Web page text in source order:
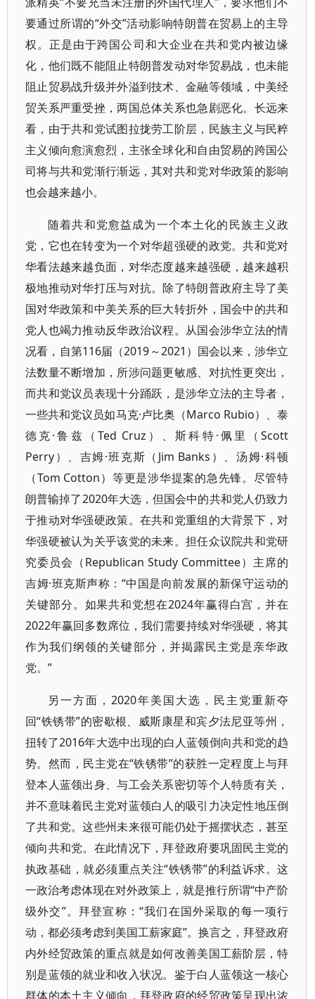
要通过所谓的“外交”活动影响特朗普在贸易上的主导
权。正是由于跨国公司和大企业在共和党内被边缘
化，他们既不能阻止特朗普发动对华贸易战，也未能
阻止贸易战升级并外溢到技术、金融等领域，中美经
贸关系严重受挫，两国总体关系也急剧恶化。长远来
看，由于共和党试图拉拢劳工阶层，民族主义与民粹
主义倾向愈演愈烈，主张全球化和自由贸易的跨国公
司将与共和党渐行渐远，其对共和党对华政策的影响
也会越来越小。
随着共和党愈益成为一个本土化的民族主义政
党，它也在转变为一个对华超强硬的政党。共和党对
华看法越来越负面，对华态度越来越强硬，越来越积
极地推动对华打压与对抗。除了特朗普政府主导了美
国对华政策和中美关系的巨大转折外，国会中的共和
党人也竭力推动反华政治议程。从国会涉华立法的情
况看，自第116届（2019～2021）国会以来，涉华立
法数量不断增加，所涉问题更敏感、对抗性更突出，
而共和党议员表现十分踊跃，是涉华立法的主导者，
一些共和党议员如马克·卢比奥（Marco Rubio）、泰
德克·鲁兹（Ted Cruz）、斯科特·佩里（Scott
Perry）、吉姆·班克斯（Jim Banks）、汤姆·科顿
（Tom Cotton）等更是涉华提案的急先锋。尽管特
朗普输掉了2020年大选，但国会中的共和党人仍致力
于推动对华强硬政策。在共和党重组的大背景下，对
华强硬被认为关乎该党的未来。担任众议院共和党研
究委员会（Republican Study Committee）主席的
吉姆·班克斯声称：“中国是向前发展的新保守运动的
关键部分。如果共和党想在2024年赢得白宫，并在
2022年赢回多数席位，我们需要持续对华强硬，将其
作为我们纲领的关键部分，并揭露民主党是亲华政
党。”
另一方面，2020年美国大选，民主党重新夺
回“铁锈带”的密歇根、威斯康星和宾夕法尼亚等州，
扭转了2016年大选中出现的白人蓝领倒向共和党的趋
势。然而，民主党在“铁锈带”的获胜一定程度上与拜
登本人蓝领出身、与工会关系密切等个人特质有关，
并不意味着民主党对蓝领白人的吸引力决定性地压倒
了共和党。这些州未来很可能仍处于摇摆状态，甚至
倾向共和党。在此情况下，拜登政府要巩固民主党的
执政基础，就必须重点关注“铁锈带”的利益诉求。这
一政治考虑体现在对外政策上，就是推行所谓“中产阶
级外交”。拜登宣称：“我们在国外采取的每一项行
动，都必须考虑到美国工薪家庭”。换言之，拜登政府
内外经贸政策的重点就是如何改善美国工薪阶层，特
别是蓝领的就业和收入状况。鉴于白人蓝领这一核心
群体的本土主义倾向，拜登政府的经贸政策呈现出浓